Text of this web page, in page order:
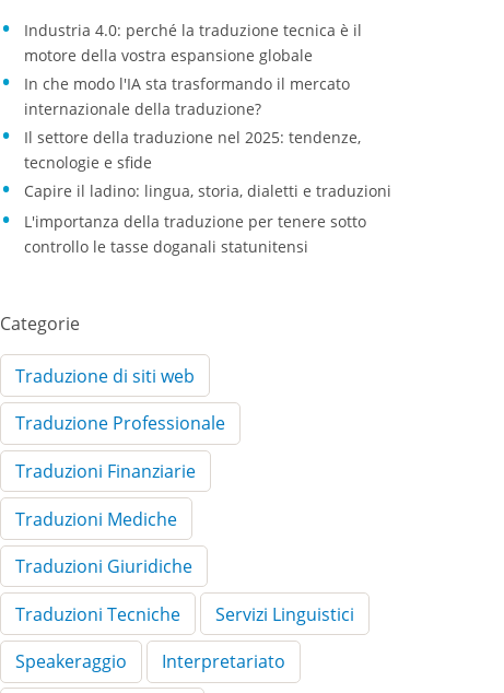
Industria 4.0: perché la traduzione tecnica è il
motore della vostra espansione globale
In che modo l'IA sta trasformando il mercato
internazionale della traduzione?
Il settore della traduzione nel 2025: tendenze,
tecnologie e sfide
Capire il ladino: lingua, storia, dialetti e traduzioni
L'importanza della traduzione per tenere sotto
controllo le tasse doganali statunitensi
Categorie
Traduzione di siti web
Traduzione Professionale
Traduzioni Finanziarie
Traduzioni Mediche
Traduzioni Giuridiche
Traduzioni Tecniche
Servizi Linguistici
Speakeraggio
Interpretariato